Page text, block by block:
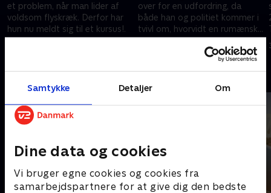
Samtykke Detaljer Om
Dine data og cookies
Vi bruger egne cookies og cookies fra
samarbejdspartnere for at give dig den bedste
et problem, når man lider af
voldsom flyskræk. Derfor har
hun nu meldt sig til et kursus!.
over for en udfordring, da
både han og politiet kommer i
tvivl om, hvorvidt en rumænsk
mand har orden i sine
identitetspapirer. .
27. august 2014 • 12 min
Andre så også